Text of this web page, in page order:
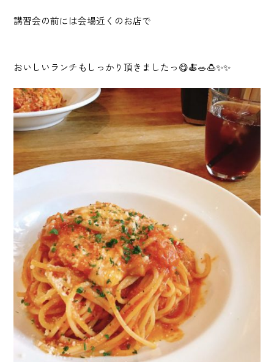
講習会の前には会場近くのお店で
おいしいランチもしっかり頂きましたっ😋🍝🥗🍮✨✨